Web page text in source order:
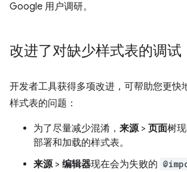
Google 用户调研。
改进了对缺少样式表的调试
开发者工具获得多项改进，可帮助您更快
样式表的问题：
为了尽量减少混淆， 来源> 页面树
部署和加载的样式表。
来源> 编辑器现在会为失败的